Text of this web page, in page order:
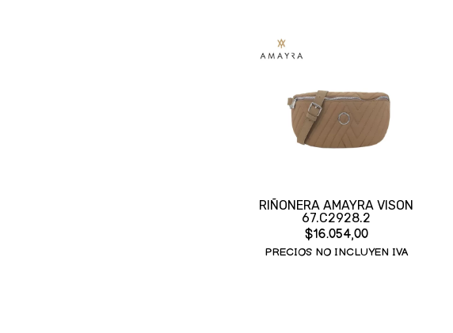
RIÑONERA AMAYRA VISON
67.C2928.2
$16.054,00
PRECIOS NO INCLUYEN IVA